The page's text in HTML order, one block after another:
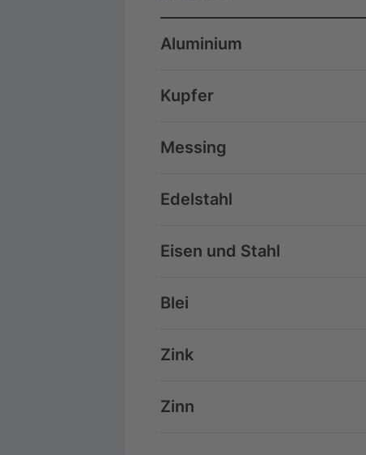
Aluminium
Kupfer
Messing
Edelstahl
Eisen und Stahl
Blei
Zink
Zinn